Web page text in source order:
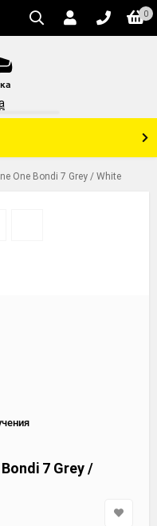
0
One Bondi 7 Grey / White
7 Grey /